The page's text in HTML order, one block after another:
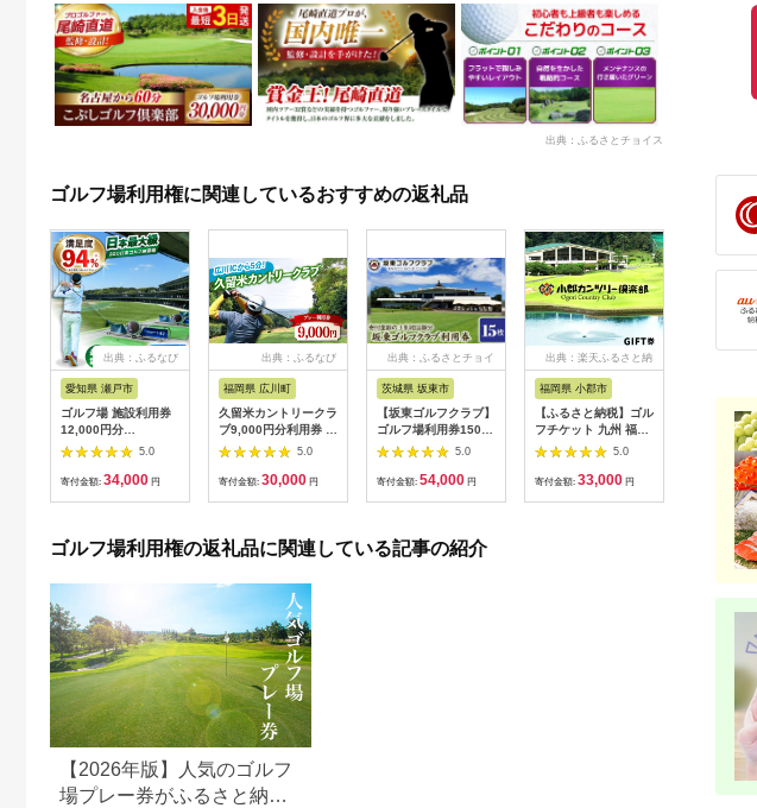
出典：ふるさとチョイス
ゴルフ場利用権に関連しているおすすめの返礼品
出典：ふるなび
愛知県 瀬戸市
ゴルフ場 施設利用券
12,000円分
[BBEC002]ゴルフ倶
楽部大樹 瀬戸店
5.0
寄付金額: 34,000 円
出典：ふるなび
福岡県 広川町
久留米カントリークラ
ブ9,000円分利用券 /
ゴルフ[AFAD007]
5.0
寄付金額: 30,000 円
出典：ふるさとチョイ
茨城県 坂東市
【坂東ゴルフクラブ】
ゴルフ場利用券15000
円分（寄付金額の3割
相当額分） ／ ゴルフ
プレー 都心から1時間
立地 ゴルフラウンド
アウトドア スポーツ
5.0
寄付金額: 54,000 円
出典：楽天ふるさと納
福岡県 小郡市
【ふるさと納税】ゴル
フチケット 九州 福岡
小郡カンツリー倶楽部
ギフト券 9枚 9000円
ゴルフ チケット 商品
5.0
寄付金額: 33,000 円
kochi黒潮
クラブ ご利
3,000円
寄付金額:
ゴルフ場利用権の返礼品に関連している記事の紹介
【2026年版】人気のゴルフ
場プレー券がふるさと納税